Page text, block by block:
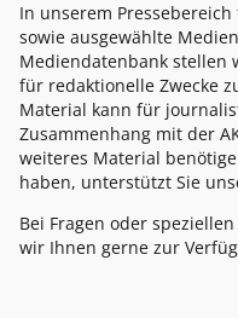
In unserem
sowie ausgewählte
Mediendatenbank stellen
für redaktionelle Zwecke
Material kann für
Zusammenhang mit der
weiteres Material
haben, unterstützt Sie
Bei Fragen oder
wir Ihnen gerne zur